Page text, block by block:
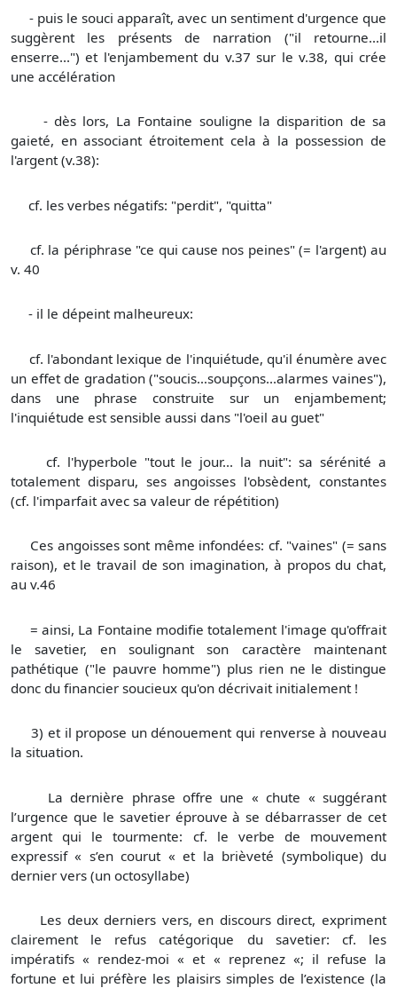
- puis le souci apparaît, avec un sentiment d'urgence que
suggèrent les présents de narration ("il retourne...il
enserre...") et l'enjambement du v.37 sur le v.38, qui crée
une accélération
- dès lors, La Fontaine souligne la disparition de sa
gaieté, en associant étroitement cela à la possession de
l'argent (v.38):
cf. les verbes négatifs: "perdit", "quitta"
cf. la périphrase "ce qui cause nos peines" (= l'argent) au
v. 40
- il le dépeint malheureux:
cf. l'abondant lexique de l'inquiétude, qu'il énumère avec
un effet de gradation ("soucis…soupçons...alarmes vaines"),
dans une phrase construite sur un enjambement;
l'inquiétude est sensible aussi dans "l'oeil au guet"
cf. l'hyperbole "tout le jour... la nuit": sa sérénité a
totalement disparu, ses angoisses l'obsèdent, constantes
(cf. l'imparfait avec sa valeur de répétition)
Ces angoisses sont même infondées: cf. "vaines" (= sans
raison), et le travail de son imagination, à propos du chat,
au v.46
= ainsi, La Fontaine modifie totalement l'image qu'offrait
le savetier, en soulignant son caractère maintenant
pathétique ("le pauvre homme") plus rien ne le distingue
donc du financier soucieux qu'on décrivait initialement !
3) et il propose un dénouement qui renverse à nouveau
la situation.
La dernière phrase offre une « chute « suggérant
l’urgence que le savetier éprouve à se débarrasser de cet
argent qui le tourmente: cf. le verbe de mouvement
expressif « s’en courut « et la brièveté (symbolique) du
dernier vers (un octosyllabe)
Les deux derniers vers, en discours direct, expriment
clairement le refus catégorique du savetier: cf. les
impératifs « rendez-moi « et « reprenez «; il refuse la
fortune et lui préfère les plaisirs simples de l’existence (la